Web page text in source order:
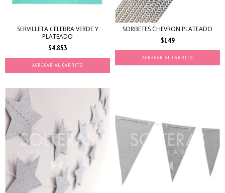
SERVILLETA CELEBRA VERDE Y
PLATEADO
$4.853
SORBETES CHEVRON PLATEADO
$149
AGREGAR AL CARRITO